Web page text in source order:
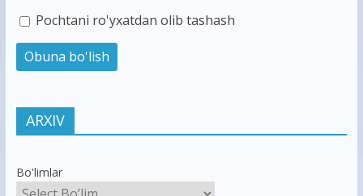
Pochtani ro'yxatdan olib tashash
ARXIV
Bo'limlar